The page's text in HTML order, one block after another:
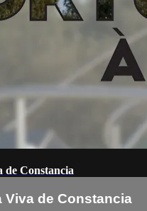
de Constancia
Viva de Constancia